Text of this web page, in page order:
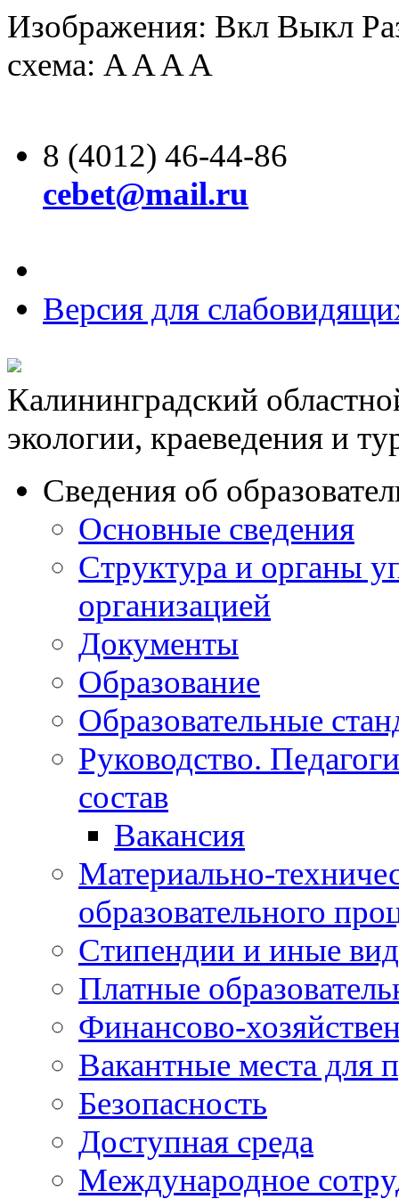
Изображения: Вкл Выкл
схема: AAAA
8 (4012) 46-44-86
cebet@mail.ru
Версия для
Калининградский
экологии, краеведения и
Сведения об
Основные сведения
Структура и органы
организацией
Документы
Образование
Образовательные
Руководство.
состав
Вакансия
Материально-
образовательного
Стипендии и иные
Платные
Финансово-
Вакантные места для
Безопасность
Доступная среда
Международное